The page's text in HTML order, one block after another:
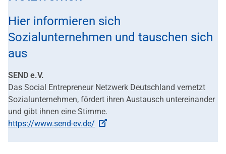
Hier informieren sich
Sozialunternehmen und tauschen sich
aus
SEND e.V.
Das Social Entrepreneur Netzwerk Deutschland vernetzt
Sozialunternehmen, fördert ihren Austausch untereinander
und gibt ihnen eine Stimme.
https://www.send-ev.de/